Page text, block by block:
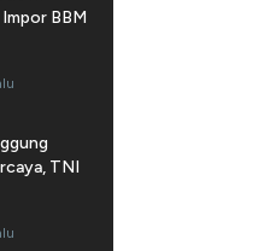
BBM
TNI